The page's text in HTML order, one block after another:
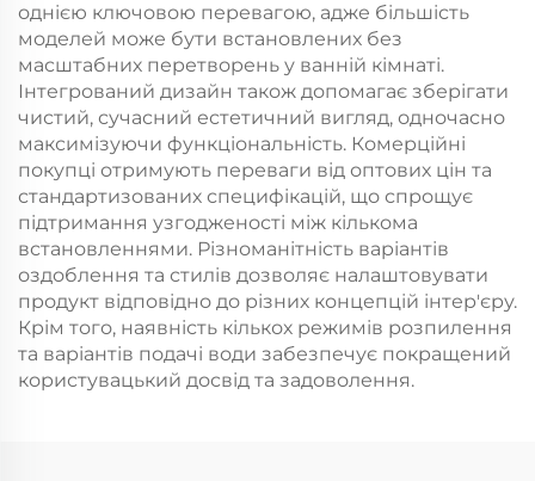
однією ключовою перевагою, адже більшість
моделей може бути встановлених без
масштабних перетворень у ванній кімнаті.
Інтегрований дизайн також допомагає зберігати
чистий, сучасний естетичний вигляд, одночасно
максимізуючи функціональність. Комерційні
покупці отримують переваги від оптових цін та
стандартизованих специфікацій, що спрощує
підтримання узгодженості між кількома
встановленнями. Різноманітність варіантів
оздоблення та стилів дозволяє налаштовувати
продукт відповідно до різних концепцій інтер'єру.
Крім того, наявність кількох режимів розпилення
та варіантів подачі води забезпечує покращений
користувацький досвід та задоволення.